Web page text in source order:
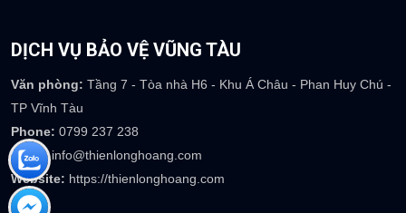
Văn phòng: Số 357 Võ Nguyên Giáp - TP Trà Vinh - T. Trà Vinh
Phone:
0799 237 238
Email: info@thienlonghoang.com
Website: https://thienlonghoang.com
DỊCH VỤ BẢO VỆ VŨNG TÀU